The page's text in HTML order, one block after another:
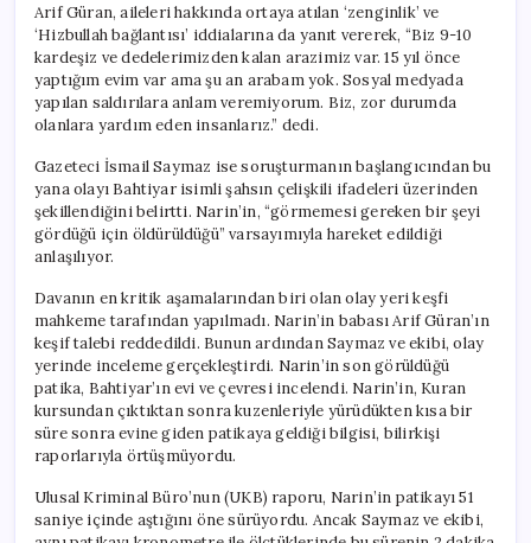
Arif Güran, aileleri hakkında ortaya atılan ‘zenginlik’ ve
‘Hizbullah bağlantısı’ iddialarına da yanıt vererek, “Biz 9-10
kardeşiz ve dedelerimizden kalan arazimiz var. 15 yıl önce
yaptığım evim var ama şu an arabam yok. Sosyal medyada
yapılan saldırılara anlam veremiyorum. Biz, zor durumda
olanlara yardım eden insanlarız.” dedi.
Gazeteci İsmail Saymaz ise soruşturmanın başlangıcından bu
yana olayı Bahtiyar isimli şahsın çelişkili ifadeleri üzerinden
şekillendiğini belirtti. Narin’in, “görmemesi gereken bir şeyi
gördüğü için öldürüldüğü” varsayımıyla hareket edildiği
anlaşılıyor.
Davanın en kritik aşamalarından biri olan olay yeri keşfi
mahkeme tarafından yapılmadı. Narin’in babası Arif Güran’ın
keşif talebi reddedildi. Bunun ardından Saymaz ve ekibi, olay
yerinde inceleme gerçekleştirdi. Narin’in son görüldüğü
patika, Bahtiyar’ın evi ve çevresi incelendi. Narin’in, Kuran
kursundan çıktıktan sonra kuzenleriyle yürüdükten kısa bir
süre sonra evine giden patikaya geldiği bilgisi, bilirkişi
raporlarıyla örtüşmüyordu.
Ulusal Kriminal Büro’nun (UKB) raporu, Narin’in patikayı 51
saniye içinde aştığını öne sürüyordu. Ancak Saymaz ve ekibi,